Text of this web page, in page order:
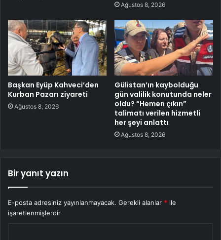
Ağustos 8, 2026
Başkan Eyüp Kahveci’den
Kurban Pazarı ziyareti
Ağustos 8, 2026
Gülistan’ın kaybolduğu
gün valilik konutunda neler
oldu? “Hemen çıkın”
talimatı verilen hizmetli
her şeyi anlattı
Ağustos 8, 2026
Bir yanıt yazın
E-posta adresiniz yayınlanmayacak. Gerekli alanlar * ile
işaretlenmişlerdir